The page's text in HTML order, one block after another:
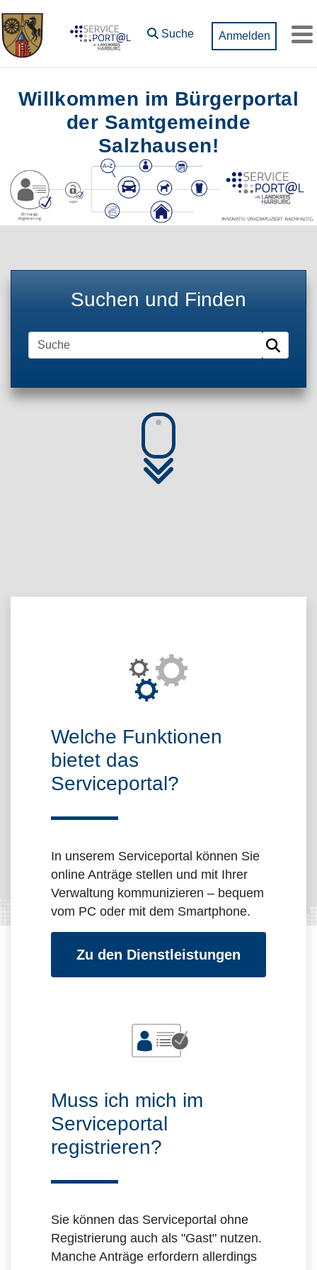
Zum Hauptinhalt springen
Suche
Anmelden
Willkommen im Bürgerportal
der Samtgemeinde
Salzhausen!
Welche Funktionen
bietet das
Serviceportal?
In unserem Serviceportal können Sie
online Anträge stellen und mit Ihrer
Verwaltung kommunizieren – bequem
vom PC oder mit dem Smartphone.
Zu den Dienstleistungen
Muss ich mich im
Serviceportal
registrieren?
Sie können das Serviceportal ohne
Registrierung auch als "Gast" nutzen.
Manche Anträge erfordern allerdings